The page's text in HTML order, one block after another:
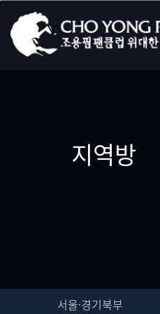
지역방
서울·경기북부